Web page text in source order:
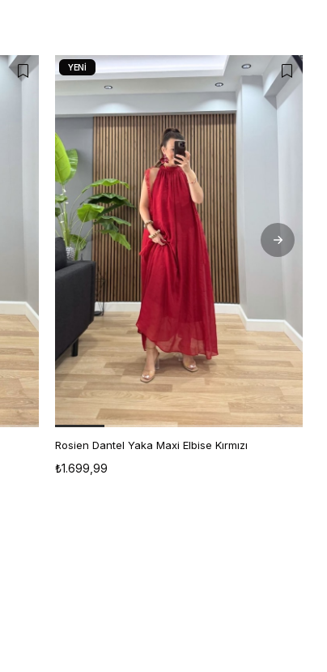
Rosien Dantel Yaka Maxi Elbise Kırmızı
₺1.699,99
YENI
ÜRÜN